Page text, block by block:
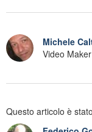
Michele
Video Maker
Questo articolo è